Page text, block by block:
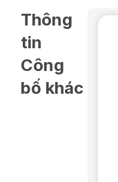
Thông
tin
Công
bố khác